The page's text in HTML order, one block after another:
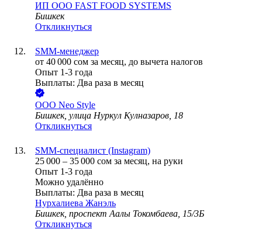
ИП ООО FAST FOOD SYSTEMS
Бишкек
Откликнуться
SMM-менеджер
от 40 000 сом за месяц, до вычета налогов
Опыт 1-3 года
Выплаты: Два раза в месяц
ООО Neo Style
Бишкек, улица Нуркул Кулназаров, 18
Откликнуться
SMM-специалист (Instagram)
25 000 – 35 000 сом за месяц, на руки
Опыт 1-3 года
Можно удалённо
Выплаты: Два раза в месяц
Нурхалиева Жанэль
Бишкек, проспект Аалы Токомбаева, 15/3Б
Откликнуться